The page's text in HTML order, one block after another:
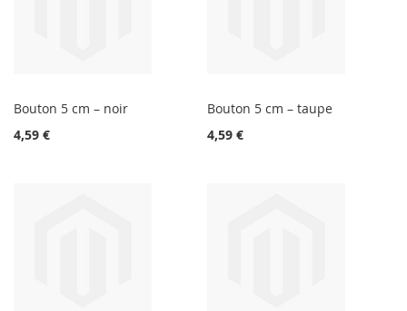
Bouton 5 cm – noir
4,59 €
Bouton 5 cm – taupe
4,59 €